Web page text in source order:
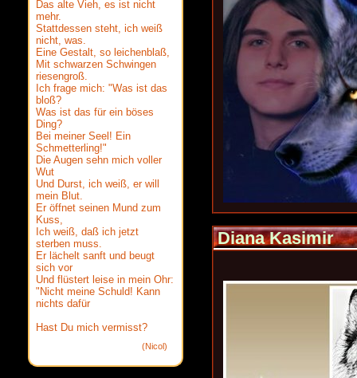
Diana Kasimir‎
Das alte Vieh, es ist nicht
mehr.
Stattdessen steht, ich weiß
nicht, was.
Eine Gestalt, so leichenblaß,
Mit schwarzen Schwingen
riesengroß.
Ich frage mich: "Was ist das
bloß?
Was ist das für ein böses
Ding?
Bei meiner Seel! Ein
Schmetterling!"
Die Augen sehn mich voller
Wut
Und Durst, ich weiß, er will
mein Blut.
Er öffnet seinen Mund zum
Kuss,
Ich weiß, daß ich jetzt
sterben muss.
Er lächelt sanft und beugt
sich vor
Und flüstert leise in mein Ohr:
"Nicht meine Schuld! Kann
nichts dafür
Hast Du mich vermisst?
(Nicol)